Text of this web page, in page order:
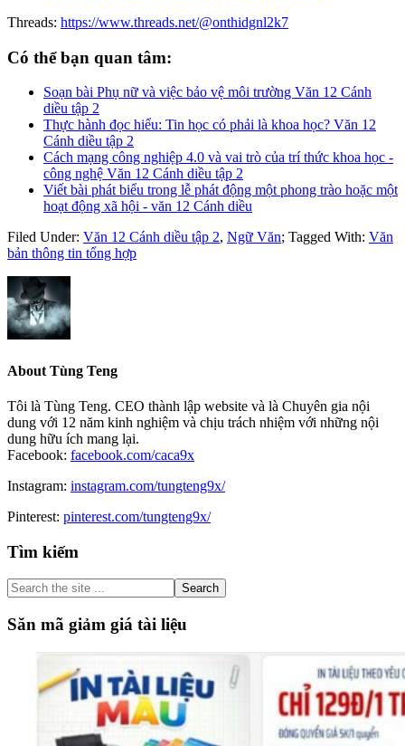
Threads: https://www.threads.net/@onthidgnl2k7
Có thể bạn quan tâm:
Soạn bài Phụ nữ và việc bảo vệ môi trường Văn 12 Cánh
diều tập 2
Thực hành đọc hiểu: Tin học có phải là khoa học? Văn 12
Cánh diều tập 2
Cách mạng công nghiệp 4.0 và vai trò của trí thức khoa học -
công nghệ Văn 12 Cánh diều tập 2
Viết bài phát biểu trong lễ phát động một phong trào hoặc một
hoạt động xã hội - văn 12 Cánh diều
Filed Under: Văn 12 Cánh diều tập 2, Ngữ Văn; Tagged With: Văn
bản thông tin tổng hợp
About Tùng Teng
Tôi là Tùng Teng. CEO thành lập website và là Chuyên gia nội
dung với 12 năm kinh nghiệm và chịu trách nhiệm với những nội
dung hữu ích mang lại.
Facebook: facebook.com/caca9x
Instagram: instagram.com/tungteng9x/
Pinterest: pinterest.com/tungteng9x/
Primary
Sidebar
Tìm kiếm
Search
the
site
...
Săn mã giảm giá tài liệu